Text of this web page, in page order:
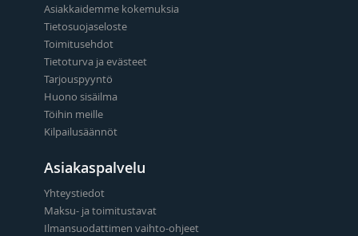
Asiakkaidemme kokemuksia
Tietosuojaseloste
Toimitusehdot
Tietoturva ja evästeet
Tarjouspyyntö
Huono sisäilma
Töihin meille
Kilpailusäännöt
Asiakaspalvelu
Yhteystiedot
Maksu- ja toimitustavat
Ilmansuodattimen vaihto-ohjeet